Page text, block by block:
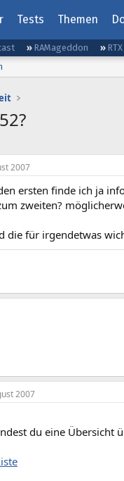
Tests Themen
RAMageddon
2007
ersten finde ich ja
zweiten?
die für irgendetwas
2007
du eine Übersicht